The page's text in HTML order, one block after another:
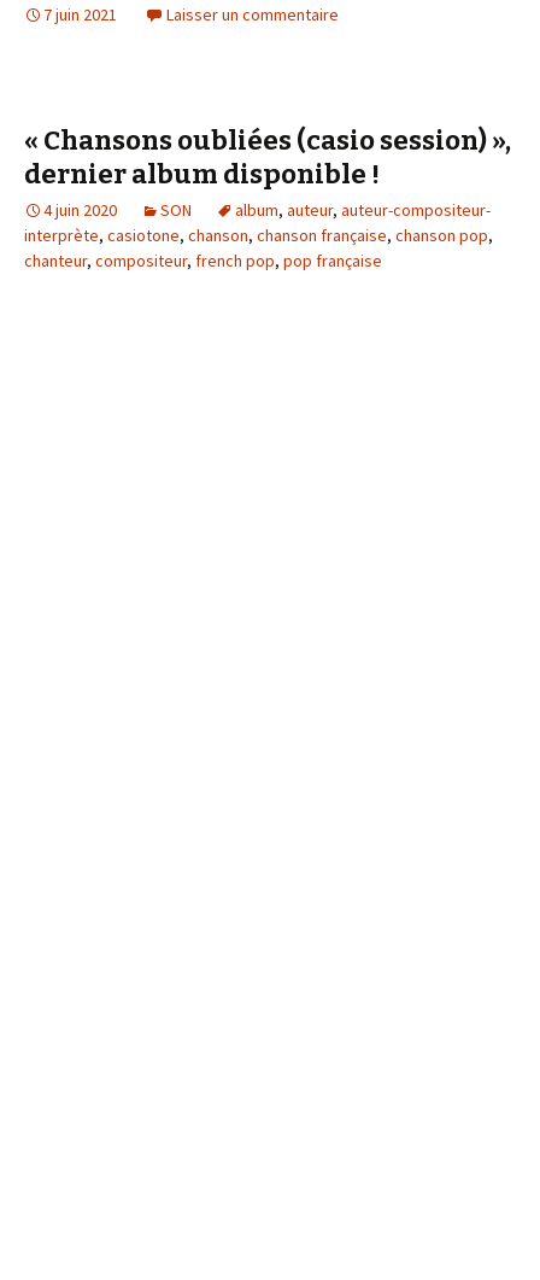
7 juin 2021 Laisser un commentaire
« Chansons oubliées (casio session) »,
dernier album disponible !
4 juin 2020 SON album, auteur, auteur-compositeur-
interprète, casiotone, chanson, chanson française, chanson pop,
chanteur, compositeur, french pop, pop française